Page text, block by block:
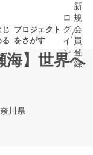
プロジェクト
をさがす
近いプ
ト
ロ
グ
イ
ン
/
新
規
会
員
登
録
海】世界へ
川県